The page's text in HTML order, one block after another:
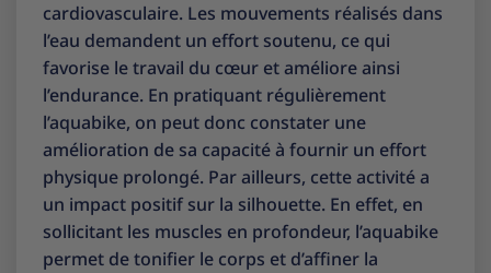
cardiovasculaire. Les mouvements réalisés dans
l’eau demandent un effort soutenu, ce qui
favorise le travail du cœur et améliore ainsi
l’endurance. En pratiquant régulièrement
l’aquabike, on peut donc constater une
amélioration de sa capacité à fournir un effort
physique prolongé. Par ailleurs, cette activité a
un impact positif sur la silhouette. En effet, en
sollicitant les muscles en profondeur, l’aquabike
permet de tonifier le corps et d’affiner la